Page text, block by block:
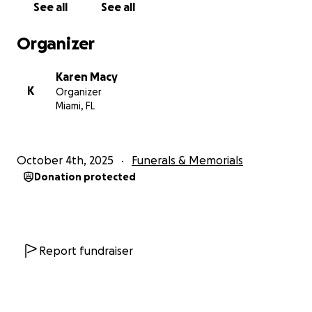
See all See all
Organizer
K
Karen Macy
Organizer
Miami, FL
October 4th, 2025 Funerals & Memorials
Donation protected
Report fundraiser